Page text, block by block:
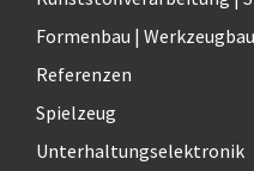
t
v
e
:
Formenbau | Werkzeugbau
Referenzen
Spielzeug
Unterhaltungselektronik